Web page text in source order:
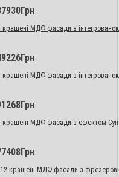
крашені МДФ фасади з
крашені МДФ фасади з
крашені МДФ фасади з ефектом
крашені МДФ фасади з